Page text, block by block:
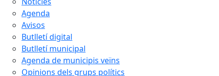
Agenda
Avisos
Butlletí digital
Butlletí municipal
Agenda de municipis veïns
Opinions dels grups polítics